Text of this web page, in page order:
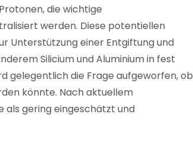
die wichtige
werden. Diese potentiellen
Unterstützung einer Entgiftung und
Silicium und Aluminium in fest
gelegentlich die Frage aufgeworfen, ob
könnte. Nach aktuellem
als gering eingeschätzt und